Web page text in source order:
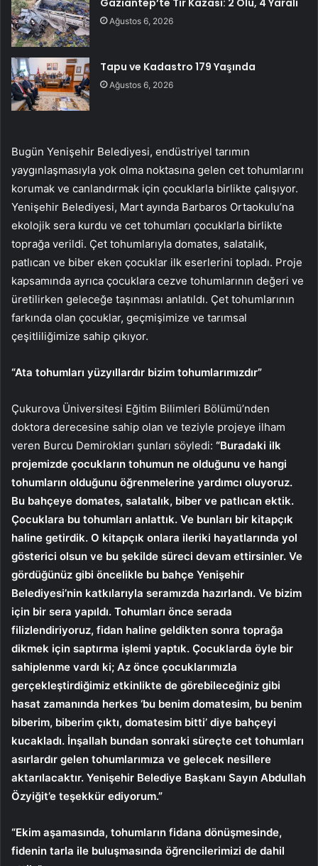
Ağustos 6, 2026
Tapu ve Kadastro 179 Yaşında
Ağustos 6, 2026
Bugün Yenişehir Belediyesi, endüstriyel tarımın
yaygınlaşmasıyla yok olma noktasına gelen cet tohumlarını
korumak ve canlandırmak için çocuklarla birlikte çalışıyor.
Yenişehir Belediyesi, Mart ayında Barbaros Ortaokulu’na
ekolojik sera kurdu ve cet tohumları çocuklarla birlikte
toprağa verildi. Çet tohumlarıyla domates, salatalık,
patlıcan ve biber eken çocuklar ilk eserlerini topladı. Proje
kapsamında ayrıca çocuklara cezve tohumlarının değeri ve
üretilirken geleceğe taşınması anlatıldı. Çet tohumlarının
farkında olan çocuklar, geçmişimize ve tarımsal
çeşitliliğimize sahip çıkıyor.
“Ata tohumları yüzyıllardır bizim tohumlarımızdır”
Çukurova Üniversitesi Eğitim Bilimleri Bölümü’nden
doktora derecesine sahip olan ve teziyle projeye ilham
veren Burcu Demirokları şunları söyledi: “Buradaki ilk
projemizde çocukların tohumun ne olduğunu ve hangi
tohumların olduğunu öğrenmelerine yardımcı oluyoruz.
Bu bahçeye domates, salatalık, biber ve patlıcan ektik.
Çocuklara bu tohumları anlattık. Ve bunları bir kitapçık
haline getirdik. O kitapçık onlara ileriki hayatlarında yol
gösterici olsun ve bu şekilde süreci devam ettirsinler. Ve
gördüğünüz gibi öncelikle bu bahçe Yenişehir
Belediyesi’nin katkılarıyla seramızda hazırlandı. Ve bizim
için bir sera yapıldı. Tohumları önce serada
filizlendiriyoruz, fidan haline geldikten sonra toprağa
dikmek için saptırma işlemi yaptık. Çocuklarda öyle bir
sahiplenme vardı ki; Az önce çocuklarımızla
gerçekleştirdiğimiz etkinlikte de görebileceğiniz gibi
hasat zamanında herkes ‘bu benim domatesim, bu benim
biberim, biberim çıktı, domatesim bitti’ diye bahçeyi
kucakladı. İnşallah bundan sonraki süreçte cet tohumları
asırlardır gelen tohumlarımıza ve gelecek nesillere
aktarılacaktır. Yenişehir Belediye Başkanı Sayın Abdullah
Özyiğit’e teşekkür ediyorum.”
“Ekim aşamasında, tohumların fidana dönüşmesinde,
fidenin tarla ile buluşmasında öğrencilerimizi de dahil